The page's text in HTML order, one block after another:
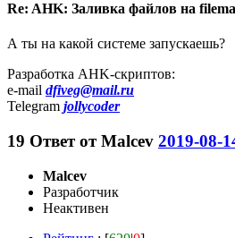
Re: AHK: Заливка файлов на
А ты на какой системе запускаешь?
Разработка AHK-скриптов:
e-mail dfiveg@mail.ru
Telegram jollycoder
19 Ответ отMalcev 2019-08-
Malcev
Разработчик
Неактивен